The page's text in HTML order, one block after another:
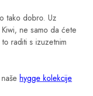
tako dobro. Uz
ne samo da ćete
raditi s izuzetnim
hygge kolekcije